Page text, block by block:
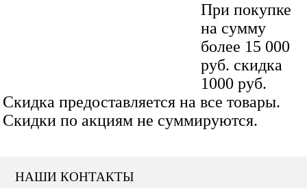
При покупке
на сумму
более 15 000
руб. скидка
1000 руб.
Скидка предоставляется на все товары.
Скидки по акциям не суммируются.
НАШИ КОНТАКТЫ